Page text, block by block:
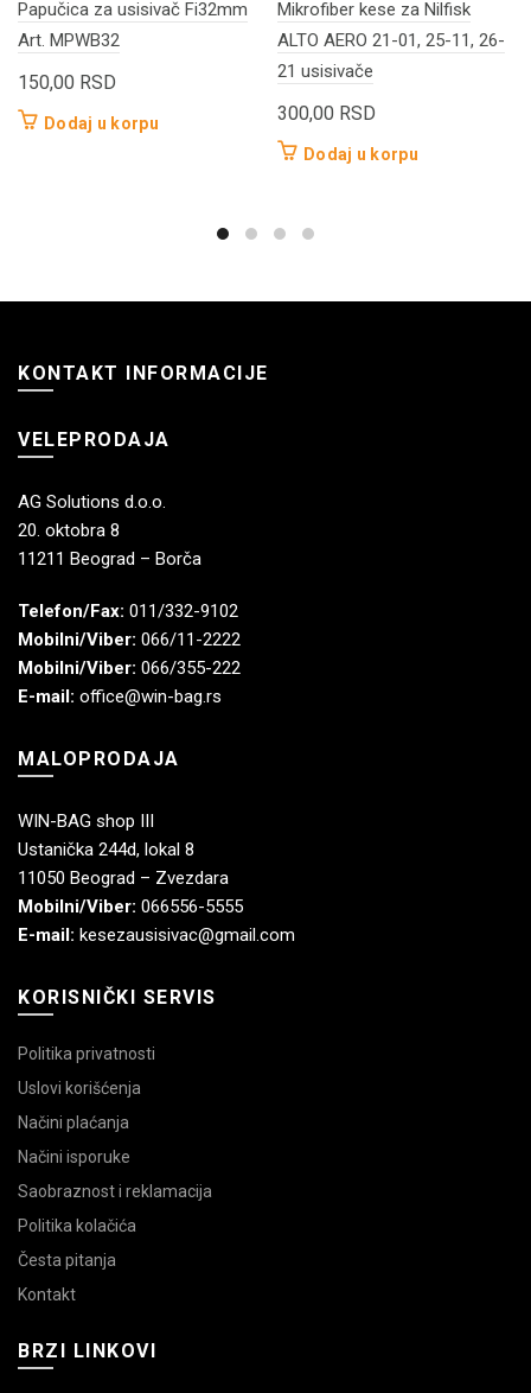
Papučica za usisivač Fi32mm
Art. MPWB32
150,00 RSD
Dodaj u korpu
Mikrofiber kese za Nilfisk
ALTO AERO 21-01, 25-11, 26-
21 usisivače
300,00 RSD
Dodaj u korpu
KONTAKT INFORMACIJE
VELEPRODAJA
AG Solutions d.o.o.
20. oktobra 8
11211 Beograd – Borča
Telefon/Fax: 011/332-9102
Mobilni/Viber: 066/11-2222
Mobilni/Viber: 066/355-222
E-mail: office@win-bag.rs
MALOPRODAJA
WIN-BAG shop III
Ustanička 244d, lokal 8
11050 Beograd – Zvezdara
Mobilni/Viber: 066556-5555
E-mail: kesezausisivac@gmail.com
KORISNIČKI SERVIS
Politika privatnosti
Uslovi korišćenja
Načini plaćanja
Načini isporuke
Saobraznost i reklamacija
Politika kolačića
Česta pitanja
Kontakt
BRZI LINKOVI